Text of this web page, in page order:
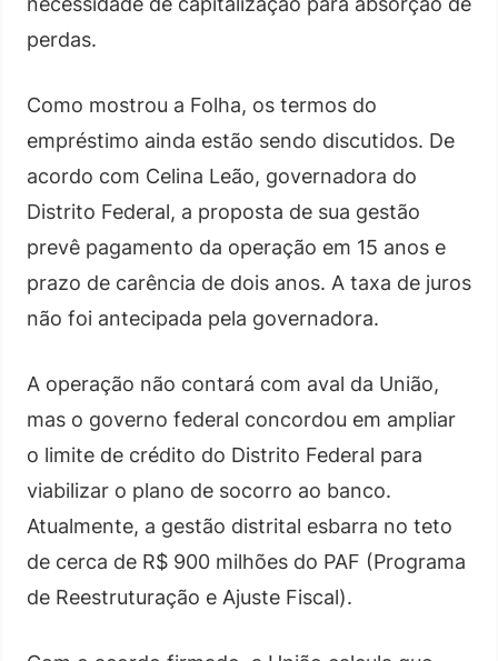
perdas.
Como mostrou a Folha, os termos do
empréstimo ainda estão sendo discutidos. De
acordo com Celina Leão, governadora do
Distrito Federal, a proposta de sua gestão
prevê pagamento da operação em 15 anos e
prazo de carência de dois anos. A taxa de juros
não foi antecipada pela governadora.
A operação não contará com aval da União,
mas o governo federal concordou em ampliar
o limite de crédito do Distrito Federal para
viabilizar o plano de socorro ao banco.
Atualmente, a gestão distrital esbarra no teto
de cerca de R$ 900 milhões do PAF (Programa
de Reestruturação e Ajuste Fiscal).